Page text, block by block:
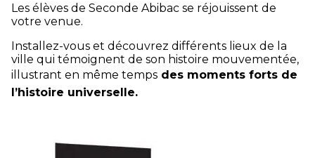
Les élèves de Seconde Abibac se réjouissent de
votre venue.
Installez-vous et découvrez différents lieux de la
ville qui témoignent de son histoire mouvementée,
illustrant en même temps des moments forts de
l’histoire universelle.